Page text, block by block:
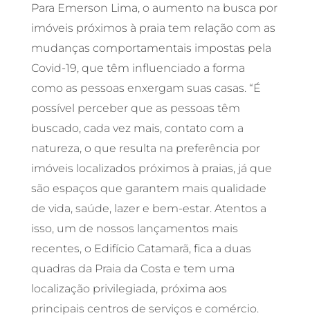
Para Emerson Lima, o aumento na busca por
imóveis próximos à praia tem relação com as
mudanças comportamentais impostas pela
Covid-19, que têm influenciado a forma
como as pessoas enxergam suas casas. “É
possível perceber que as pessoas têm
buscado, cada vez mais, contato com a
natureza, o que resulta na preferência por
imóveis localizados próximos à praias, já que
são espaços que garantem mais qualidade
de vida, saúde, lazer e bem-estar. Atentos a
isso, um de nossos lançamentos mais
recentes, o Edifício Catamarã, fica a duas
quadras da Praia da Costa e tem uma
localização privilegiada, próxima aos
principais centros de serviços e comércio.